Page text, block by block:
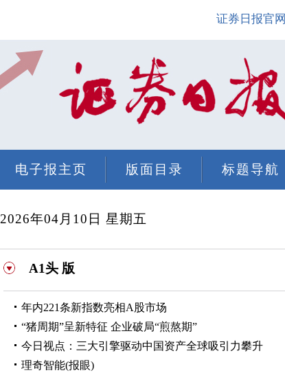
证券日报官网
电子报主页 版面目录 标题导航
2026年04月10日 星期五
A1头 版
年内221条新指数亮相A股市场
“猪周期”呈新特征 企业破局“煎熬期”
今日视点：三大引擎驱动中国资产全球吸引力攀升
理奇智能(报眼)